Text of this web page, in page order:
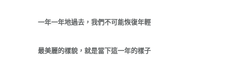
一年一年地過去，我們不可能恢復年輕
最美麗的樣貌，就是當下這一年的樣子